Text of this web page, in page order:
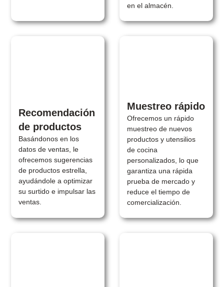
en el almacén.
Recomendación
de productos
Basándonos en los
datos de ventas, le
ofrecemos sugerencias
de productos estrella,
ayudándole a optimizar
su surtido e impulsar las
ventas.
Muestreo rápido
Ofrecemos un rápido
muestreo de nuevos
productos y utensilios
de cocina
personalizados, lo que
garantiza una rápida
prueba de mercado y
reduce el tiempo de
comercialización.